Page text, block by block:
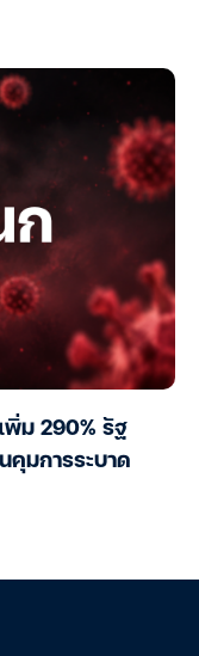
พิ่ม 290% รัฐ
คุมการระบาด